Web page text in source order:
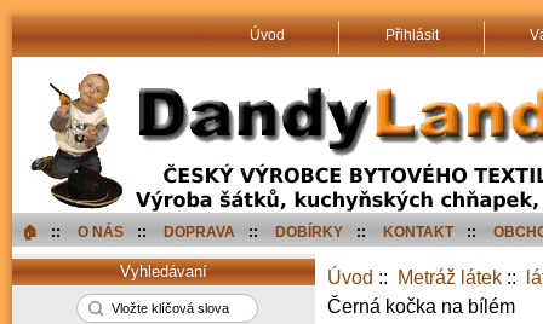
Úvod Přihlásit
🏠︎ :: O NÁS :: DOPRAVA :: DOBÍRKY :: KONTAKT ::
Úvod :: Metráž látek ::
Černá kočka na bílém
Vyhledávaní